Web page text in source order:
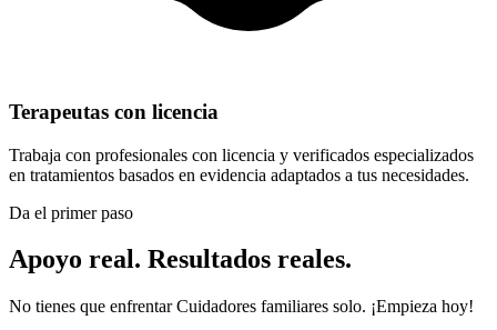
Terapeutas con licencia
Trabaja con profesionales con licencia y verificados especializados
en tratamientos basados en evidencia adaptados a tus necesidades.
Da el primer paso
Apoyo real. Resultados reales.
No tienes que enfrentar Cuidadores familiares solo. ¡Empieza hoy!